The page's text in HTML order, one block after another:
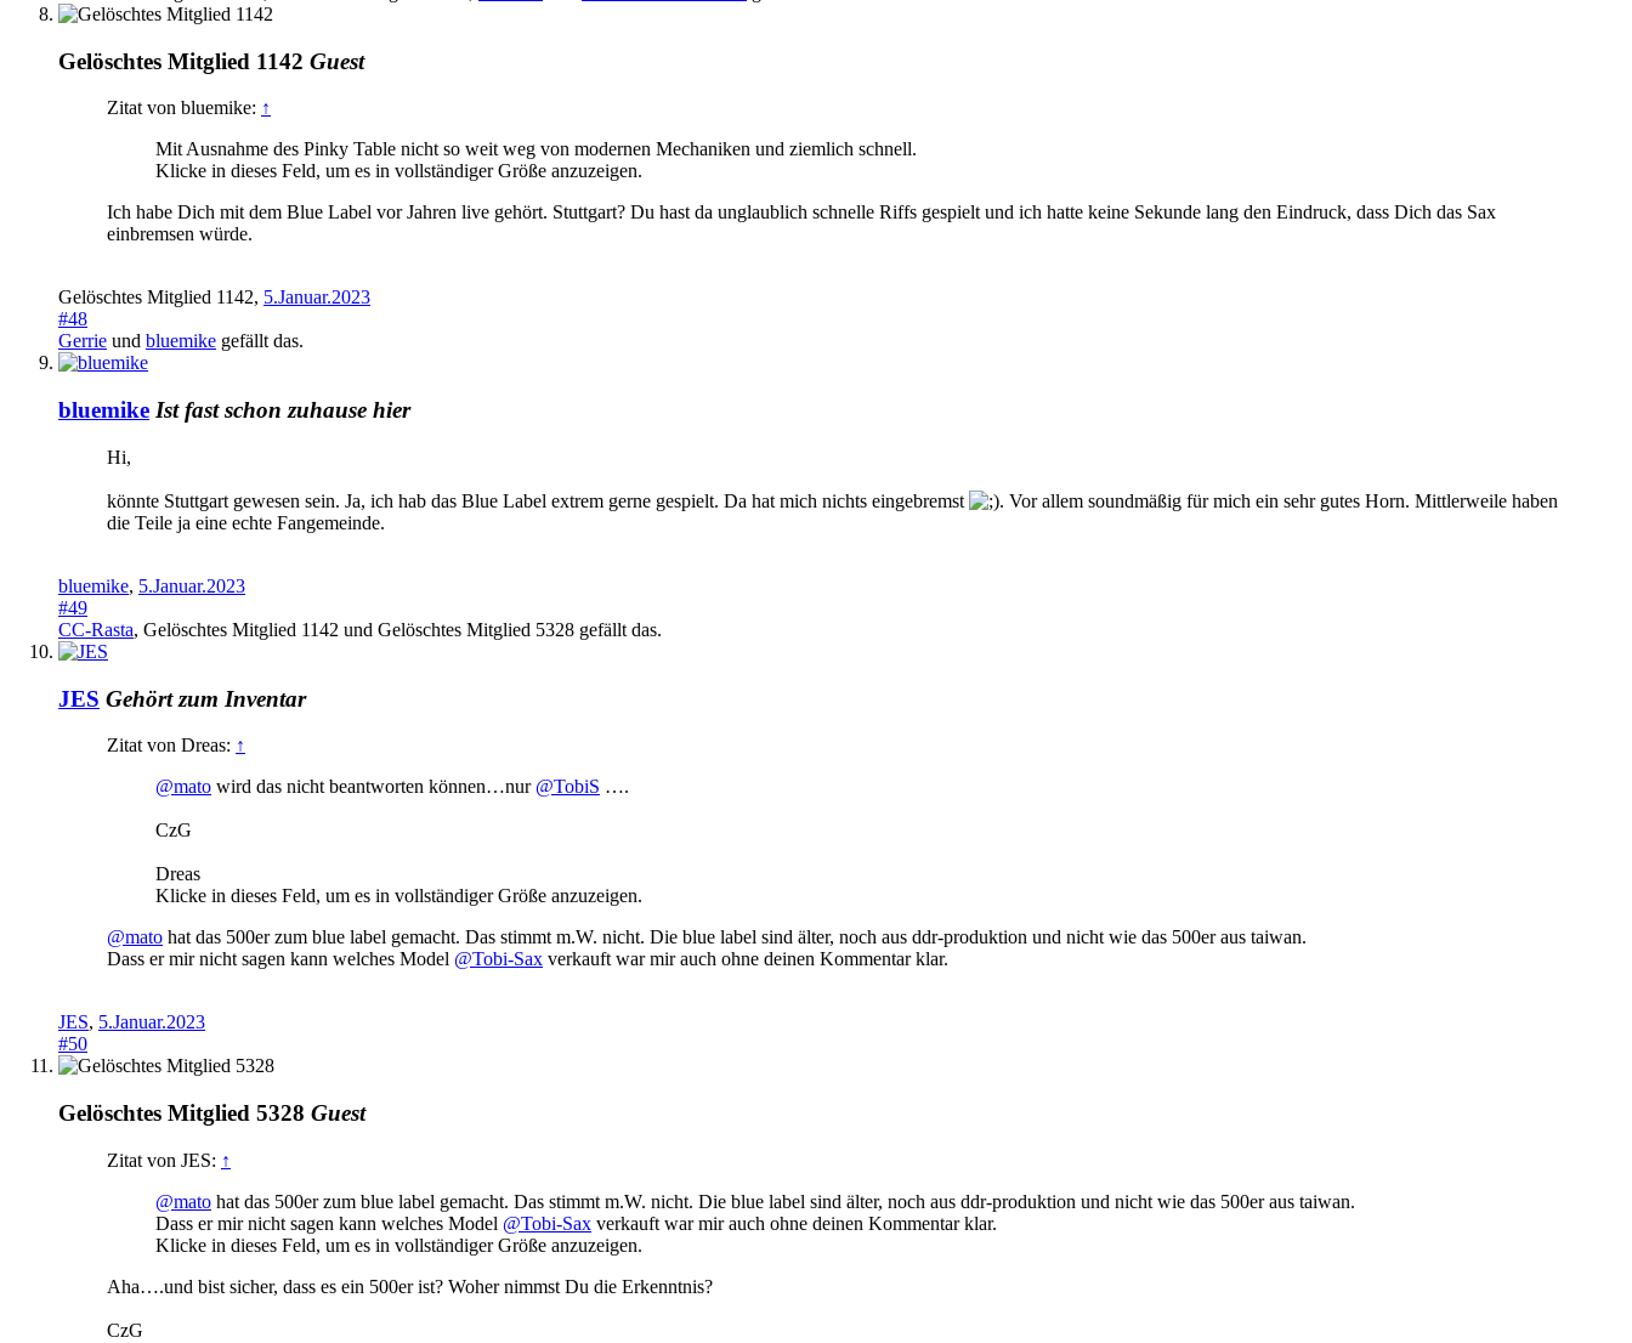
Gelöschtes Mitglied 1142 Guest
Zitat von bluemike: ↑
Mit Ausnahme des Pinky Table nicht so weit weg von modernen Mechaniken und ziemlich schnell.
Klicke in dieses Feld, um es in vollständiger Größe anzuzeigen.
Ich habe Dich mit dem Blue Label vor Jahren live gehört. Stuttgart? Du hast da unglaublich schnelle Riffs gespielt und ich hatte keine Sekunde lang den Eindruck, dass Dich das Sax
einbremsen würde.
Gelöschtes Mitglied 1142, 5.Januar.2023
#48
Gerrie und bluemike gefällt das.
bluemike Ist fast schon zuhause hier
Hi,
könnte Stuttgart gewesen sein. Ja, ich hab das Blue Label extrem gerne gespielt. Da hat mich nichts eingebremst
. Vor allem soundmäßig für mich ein sehr gutes Horn. Mittlerweile haben
die Teile ja eine echte Fangemeinde.
bluemike, 5.Januar.2023
#49
CC-Rasta, Gelöschtes Mitglied 1142 und Gelöschtes Mitglied 5328 gefällt das.
JES Gehört zum Inventar
Zitat von Dreas: ↑
@mato wird das nicht beantworten können…nur @TobiS ….
CzG
Dreas
Klicke in dieses Feld, um es in vollständiger Größe anzuzeigen.
@mato hat das 500er zum blue label gemacht. Das stimmt m.W. nicht. Die blue label sind älter, noch aus ddr-produktion und nicht wie das 500er aus taiwan.
Dass er mir nicht sagen kann welches Model @Tobi-Sax verkauft war mir auch ohne deinen Kommentar klar.
JES, 5.Januar.2023
#50
Gelöschtes Mitglied 5328 Guest
Zitat von JES: ↑
@mato hat das 500er zum blue label gemacht. Das stimmt m.W. nicht. Die blue label sind älter, noch aus ddr-produktion und nicht wie das 500er aus taiwan.
Dass er mir nicht sagen kann welches Model @Tobi-Sax verkauft war mir auch ohne deinen Kommentar klar.
Klicke in dieses Feld, um es in vollständiger Größe anzuzeigen.
Aha….und bist sicher, dass es ein 500er ist? Woher nimmst Du die Erkenntnis?
CzG